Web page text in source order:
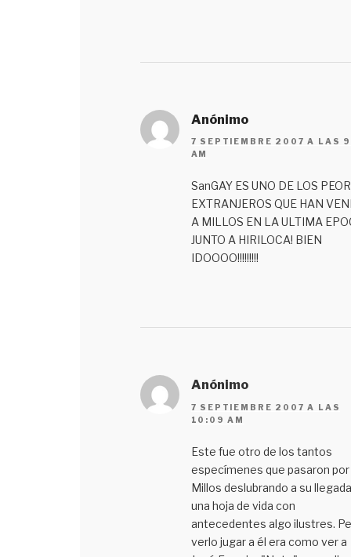
Anónimo
7 SEPTIEMBRE 2007 A LAS
AM
SanGAY ES UNO DE LOS
EXTRANJEROS QUE HAN
A MILLOS EN LA ULTIMA
JUNTO A HIRILOCA! BIEN
IDOOOO!!!!!!!!!
Anónimo
7 SEPTIEMBRE 2007 A LAS
10:09 AM
Este fue otro de los tantos
especímenes que pasaron por
Millos deslubrando a su
una hoja de vida con
antecedentes algo ilustres.
verlo jugar a él era como ver a